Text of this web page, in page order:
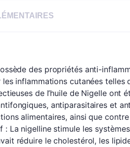
des propriétés anti-
inflammations cutanées telles
de l’huile de Nigelle ont
antiparasitaires et
alimentaires, ainsi que
La nigelline stimule les
réduire le cholestérol, les